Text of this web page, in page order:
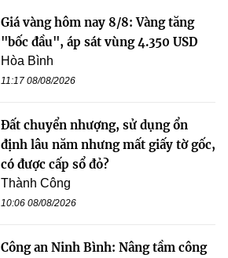
Giá vàng hôm nay 8/8: Vàng tăng
"bốc đầu", áp sát vùng 4.350 USD
Hòa Bình
11:17 08/08/2026
Đất chuyển nhượng, sử dụng ổn
định lâu năm nhưng mất giấy tờ gốc,
có được cấp sổ đỏ?
Thành Công
10:06 08/08/2026
Công an Ninh Bình: Nâng tầm công